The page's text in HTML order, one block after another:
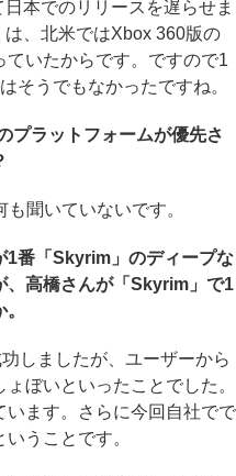
本でのリリースを遅らせま
、北米ではXbox 360版の
ていたからです。ですので1
そうでもなかったですね。
ラットフォームが優先さ
聞いていないです。
番「Skyrim」のディープな
、高橋さんが「Skyrim」で1
しましたが、ユーザーから
ぼいといったことでした。
ます。さらに今回自社でで
うことです。